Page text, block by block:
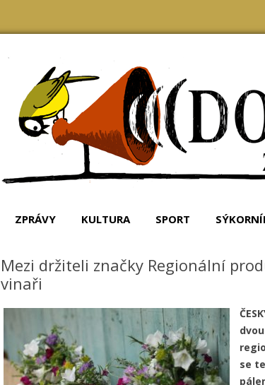
Dobré zprávy z Českého ráje
ZPRÁVY KULTURA SPORT
Mezi držiteli značky Regionální
vinaři
se